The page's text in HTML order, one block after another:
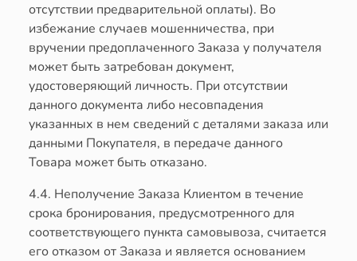
отсутствии предварительной оплаты). Во
избежание случаев мошенничества, при
вручении предоплаченного Заказа у получателя
может быть затребован документ,
удостоверяющий личность. При отсутствии
данного документа либо несовпадения
указанных в нем сведений с деталями заказа или
данными Покупателя, в передаче данного
Товара может быть отказано.
4.4. Неполучение Заказа Клиентом в течение
срока бронирования, предусмотренного для
соответствующего пункта самовывоза, считается
его отказом от Заказа и является основанием